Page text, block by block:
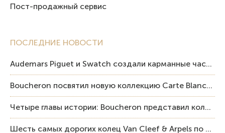
ПОСЛЕДНИЕ НОВОСТИ
Audemars Piguet и Swatch создали карманные часы в эстетике Royal Oak и Pop Art
Boucheron посвятил новую коллекцию Carte Blanche Human Being человеку и силе мастерства
Четыре главы истории: Boucheron представил коллекцию «Nom: Boucheron, Prénom: Frédéric»
Шесть самых дорогих колец Van Cleef & Arpels по итогам аукционов Sotheby’s
Пост-продажный сервис